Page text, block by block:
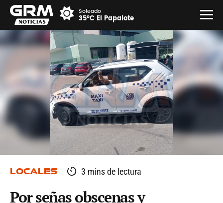
Soleado
35°C El Papalote
LOCALES 3 mins de lectura
Por señas obscenas y